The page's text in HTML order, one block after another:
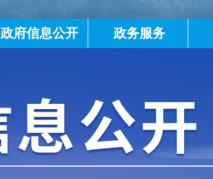
政府信息公开 政务服务